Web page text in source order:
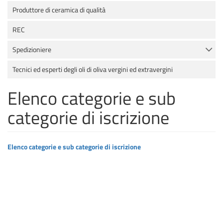
Produttore di ceramica di qualità
REC
Spedizioniere
Tecnici ed esperti degli oli di oliva vergini ed extravergini
Elenco categorie e sub
categorie di iscrizione
Elenco categorie e sub categorie di iscrizione